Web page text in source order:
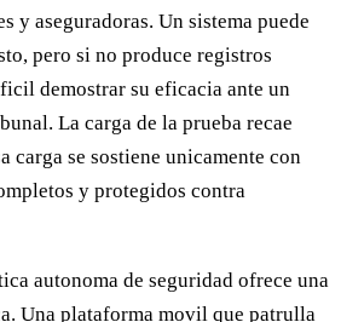
y aseguradoras. Un sistema puede
pero si no produce registros
demostrar su eficacia ante un
La carga de la prueba recae
carga se sostiene unicamente con
y protegidos contra
autonoma de seguridad ofrece una
Una plataforma movil que patrulla